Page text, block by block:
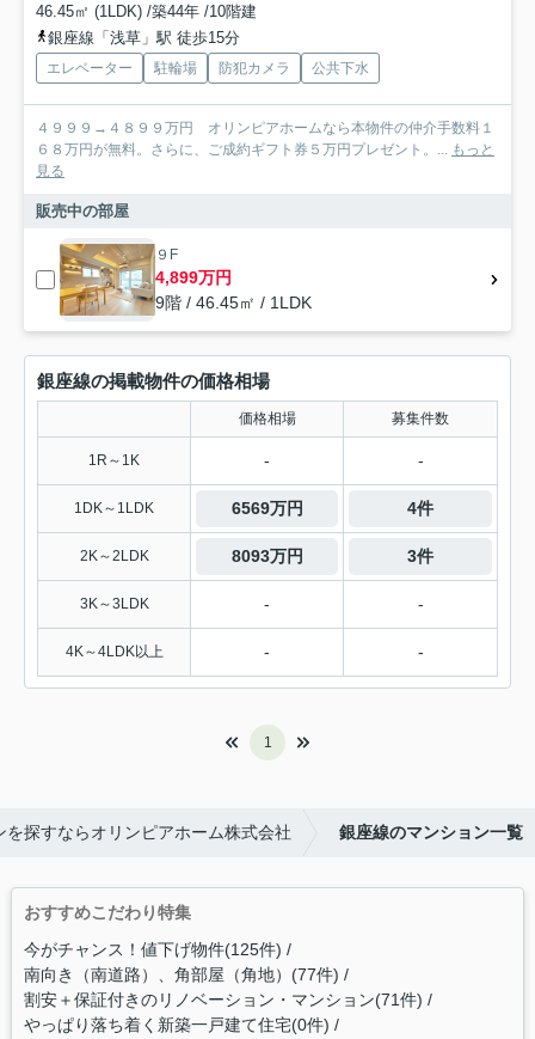
46.45㎡ (1LDK) /築44年 /10階建
銀座線「浅草」駅 徒歩15分
エレベーター 駐輪場 防犯カメラ 公共下水
４９９９→４８９９万円 オリンピアホームなら本物件の仲介手数料１
６８万円が無料。さらに、ご成約ギフト券５万円プレゼント。... もっと
見る
販売中の部屋
９F
4,899万円
9階 / 46.45㎡ / 1LDK
銀座線の掲載物件の価格相場
価格相場 募集件数
1R～1K - -
1DK～1LDK 6569万円 4件
2K～2LDK 8093万円 3件
3K～3LDK - -
4K～4LDK以上 - -
1
探すならオリンピアホーム株式会社 銀座線のマンション一覧
おすすめこだわり特集
今がチャンス！値下げ物件(125件)
南向き（南道路）、角部屋（角地）(77件)
割安＋保証付きのリノベーション・マンション(71件)
やっぱり落ち着く新築一戸建て住宅(0件)